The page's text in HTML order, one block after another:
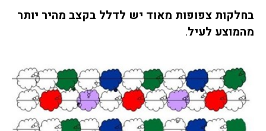
בחלקות צפופות מאוד יש לדלל בקצב מהיר יותר
מהמוצע לעיל.